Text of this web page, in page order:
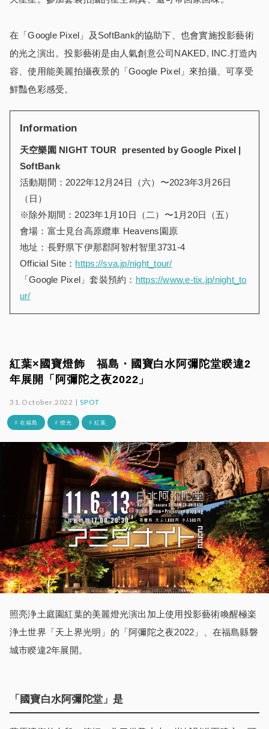
在「Google Pixel」及SoftBank的協助下、也會實施投影藝術
的光之演出。投影藝術是由人氣創意公司NAKED, INC.打造內
容、使用能美麗拍攝夜景的「Google Pixel」來拍攝、可享受
鮮豔色彩感受。
Information
天空樂園 NIGHT TOUR presented by Google Pixel |
SoftBank
活動期間：2022年12月24日（六）〜2023年3月26日
（日）
※除外期間：2023年1月10日（二）〜1月20日（五）
會場：富士見台高原纜車 Heavens園原
地址：長野県下伊那郡阿智村智里3731-4
Official Site： https://sva.jp/night_tour/
「Google Pixel」套裝預約： https://www.e-tix.jp/night_to
ur/
紅葉×國寶燈飾 福島・國寶白水阿彌陀堂睽違2
年展開「阿彌陀之夜2022」
31.October.2022 |SPOT
# 在福島 # 燈光 # 紅葉_
照亮浄土庭園紅葉的美麗燈光演出加上使用投影藝術喚醒極楽
浄土世界「天上界光明」的「阿彌陀之夜2022」、在福島縣磐
城市睽違2年展開。
「國寶白水阿彌陀堂」是